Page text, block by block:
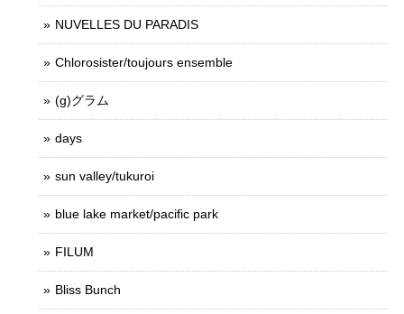
NUVELLES DU PARADIS
Chlorosister/toujours ensemble
(g)グラム
days
sun valley/tukuroi
blue lake market/pacific park
FILUM
Bliss Bunch